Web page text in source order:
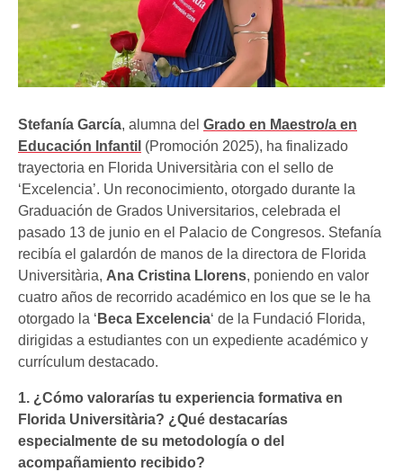
Stefanía García, alumna del Grado en Maestro/a en
Educación Infantil (Promoción 2025), ha finalizado
trayectoria en Florida Universitària con el sello de
‘Excelencia’. Un reconocimiento, otorgado durante la
Graduación de Grados Universitarios, celebrada el
pasado 13 de junio en el Palacio de Congresos. Stefanía
recibía el galardón de manos de la directora de Florida
Universitària, Ana Cristina Llorens, poniendo en valor
cuatro años de recorrido académico en los que se le ha
otorgado la ‘ Beca Excelencia‘ de la Fundació Florida,
dirigidas a estudiantes con un expediente académico y
currículum destacado.
1. ¿Cómo valorarías tu experiencia formativa en
Florida Universitària? ¿Qué destacarías
especialmente de su metodología o del
acompañamiento recibido?